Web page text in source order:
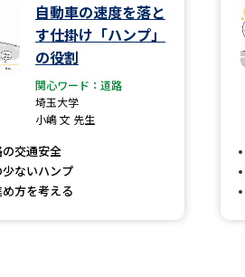
自動車の速度を落と
す仕掛け「ハンプ」
の役割
関心ワード：道路
埼玉大学
小嶋 文 先生
交通安全
ないハンプ
方を考える